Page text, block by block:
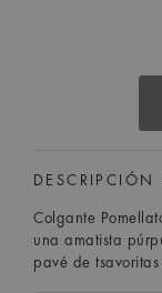
DESCRIPCIÓN
Colgante
una amatista
pavé de